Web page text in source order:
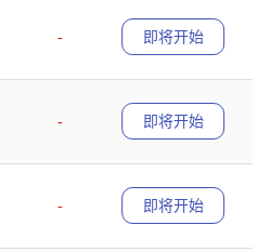
-
即将开始
-
即将开始
-
即将开始